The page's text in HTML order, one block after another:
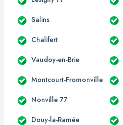
Salins
Chalifert
Vaudoy-en-Brie
Montcourt-Fromonville
Nonville 77
Douy-la-Ramée